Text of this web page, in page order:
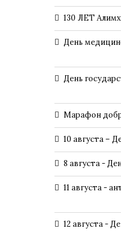
130 ЛЕТ
День
День
Марафон
10 августа –
8 августа -
11 августа -
12 августа -